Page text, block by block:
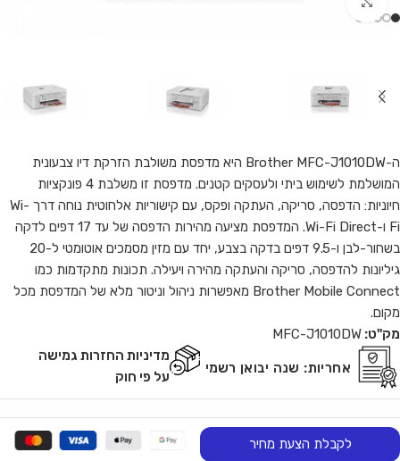
ה-Brother MFC-J1010DW היא מדפסת משולבת הזרקת דיו צבעונית
המושלמת לשימוש ביתי ולעסקים קטנים. מדפסת זו משלבת 4 פונקציות
חיוניות: הדפסה, סריקה, העתקה ופקס, עם קישוריות אלחוטית נוחה דרך Wi-
Fi ו-Wi-Fi Direct. המדפסת מציעה מהירות הדפסה של עד 17 דפים לדקה
בשחור-לבן ו-9.5 דפים בדקה בצבע, יחד עם מזין מסמכים אוטומטי ל-20
גיליונות להדפסה, סריקה והעתקה מהירה ויעילה. תכונות מתקדמות כמו
Brother Mobile Connect מאפשרות ניהול וניטור מלא של המדפסת מכל
מקום.
מק"ט: MFC-J1010DW
אחריות: שנה יבואן רשמי
מדיניות החזרות גמישה
על פי חוק
לקבלת הצעת מחיר